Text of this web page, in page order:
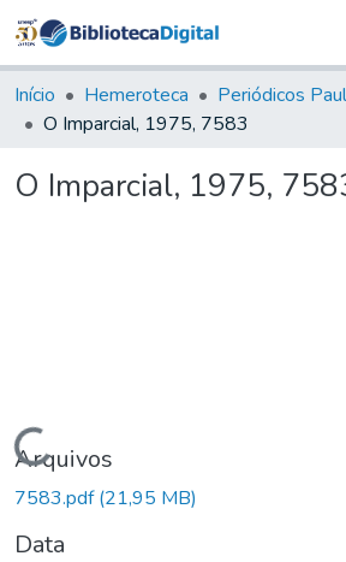
&
Coleções
Tudo na
Digital
Início Hemeroteca Periódicos
O Imparcial, 1975, 7583
O Imparcial, 1975,
Carregando...
Arquivos
7583.pdf(21,95 MB)
Data